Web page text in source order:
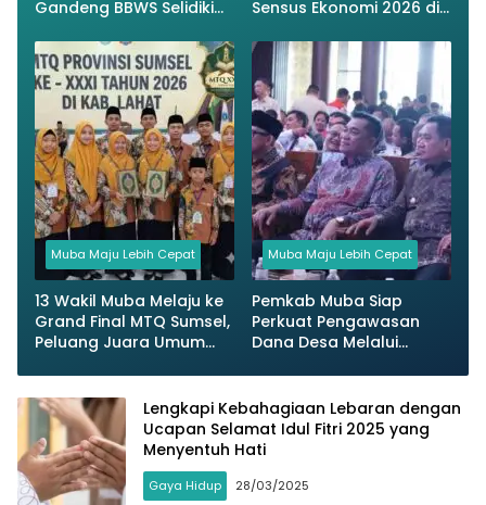
Gandeng BBWS Selidiki
Sensus Ekonomi 2026 di
Muba Maju Lebih Cepat
13 Wakil Muba Melaju ke
Grand Final MTQ Sumsel,
Peluang Juara Umum
Muba Maju Lebih Cepat
Pemkab Muba Siap
Perkuat Pengawasan
Dana Desa Melalui
Lengkapi Kebahagiaan Lebaran dengan
Ucapan Selamat Idul Fitri 2025 yang
Menyentuh Hati
Gaya Hidup 28/03/2025